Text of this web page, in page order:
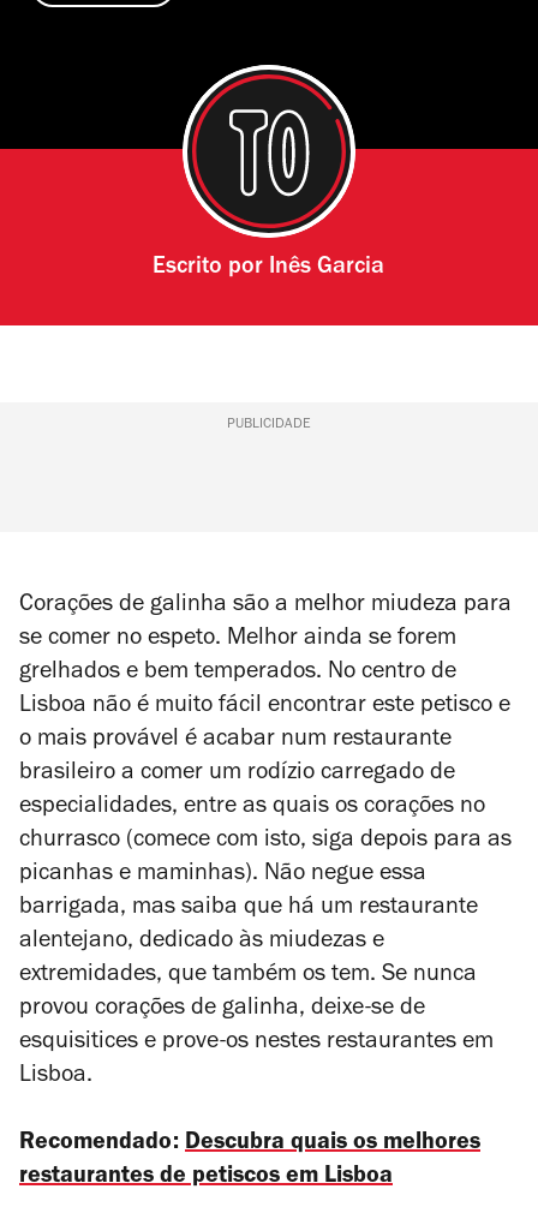
Escrito por Inês Garcia
PUBLICIDADE
Corações de galinha são a melhor miudeza para
se comer no espeto. Melhor ainda se forem
grelhados e bem temperados. No centro de
Lisboa não é muito fácil encontrar este petisco e
o mais provável é acabar num restaurante
brasileiro a comer um rodízio carregado de
especialidades, entre as quais os corações no
churrasco (comece com isto, siga depois para as
picanhas e maminhas). Não negue essa
barrigada, mas saiba que há um restaurante
alentejano, dedicado às miudezas e
extremidades, que também os tem. Se nunca
provou corações de galinha, deixe-se de
esquisitices e prove-os nestes restaurantes em
Lisboa.
Recomendado: Descubra quais os melhores
restaurantes de petiscos em Lisboa